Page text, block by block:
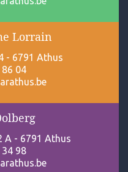
Lorrain
- 6791 Athus
04
A - 6791 Athus
98